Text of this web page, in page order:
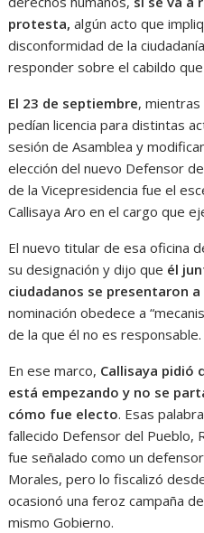
protesta,algún acto que
disconformidad de la
responder sobre el cabildo
El 23 de septiembre,
pedían licencia para distintas
sesión de Asamblea y
elección del nuevo Defensor
de la Vicepresidencia fue el
Callisaya Aro en el cargo que
El nuevo titular de esa oficina
su designación y dijo que él
ciudadanos se presentaron
nominación obedece a
de la que él no es responsable.
En ese marco, Callisaya pidió
está empezandoy no se
cómo fue electo. Esas
fallecido Defensor del Pueblo,
fue señalado como un
Morales, pero lo fiscalizó
ocasionó una feroz campaña
mismo Gobierno.